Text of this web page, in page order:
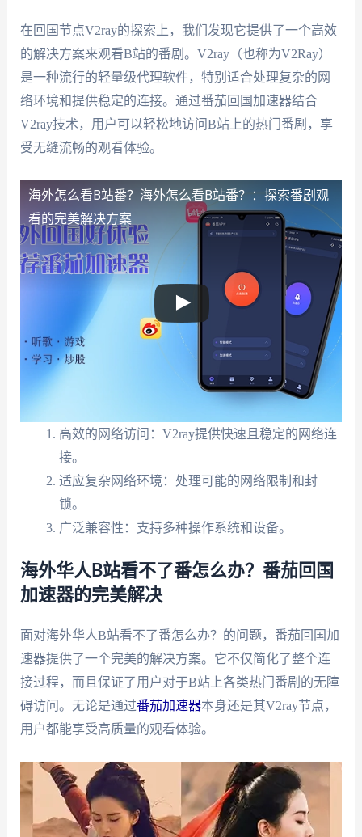
在回国节点V2ray的探索上，我们发现它提供了一个高效
的解决方案来观看B站的番剧。V2ray（也称为V2Ray）
是一种流行的轻量级代理软件，特别适合处理复杂的网
络环境和提供稳定的连接。通过番茄回国加速器结合
V2ray技术，用户可以轻松地访问B站上的热门番剧，享
受无缝流畅的观看体验。
海外怎么看B站番？ 海外怎么看B站番？：探索番剧观
看的完美解决方案
高效的网络访问：V2ray提供快速且稳定的网络连
接。
适应复杂网络环境：处理可能的网络限制和封
锁。
广泛兼容性：支持多种操作系统和设备。
海外华人B站看不了番怎么办？番茄回国
加速器的完美解决
面对海外华人B站看不了番怎么办？的问题，番茄回国加
速器提供了一个完美的解决方案。它不仅简化了整个连
接过程，而且保证了用户对于B站上各类热门番剧的无障
碍访问。无论是通过番茄加速器本身还是其V2ray节点，
用户都能享受高质量的观看体验。